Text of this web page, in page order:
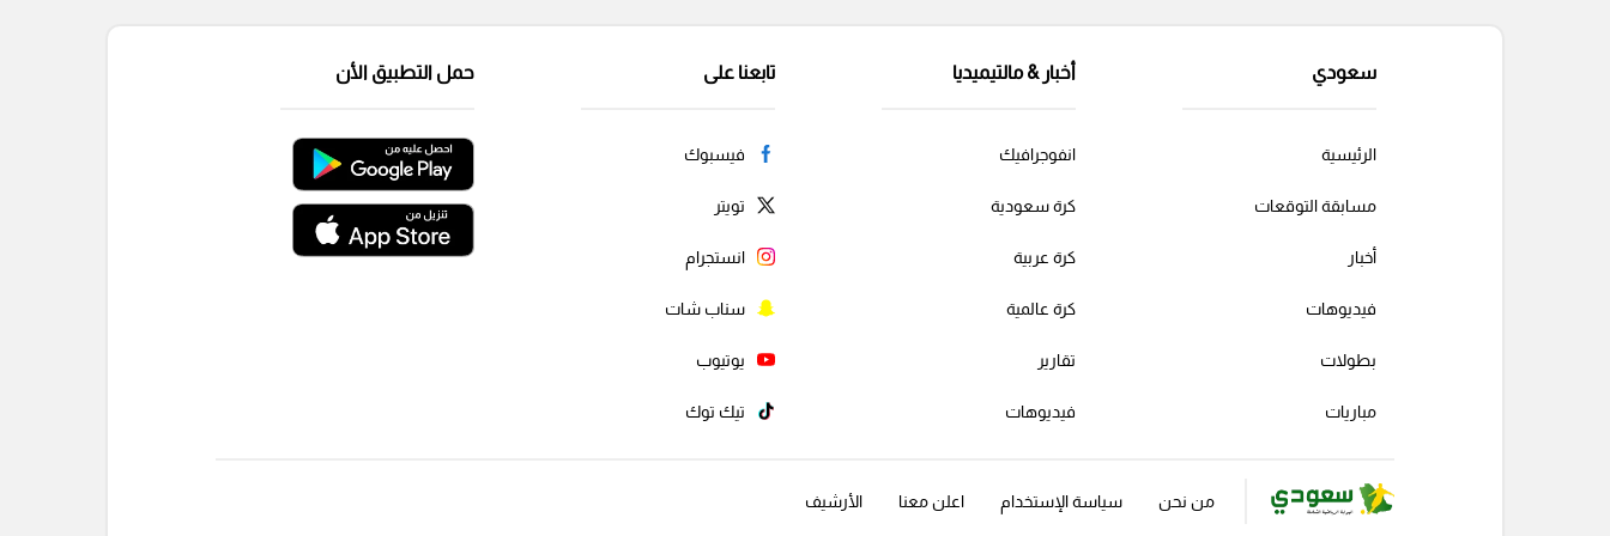
سعودي
الرئيسية
مسابقة التوقعات
أخبار
فيديوهات
بطولات
مباريات
أخبار & مالتيميديا
انفوجرافيك
كرة سعودية
كرة عربية
كرة عالمية
تقارير
فيديوهات
تابعنا على
فيسبوك
تويتر
انستجرام
سناب شات
يوتيوب
تيك توك
حمل التطبيق الأن
من نحن سياسة الإستخدام اعلن معنا الأرشيف